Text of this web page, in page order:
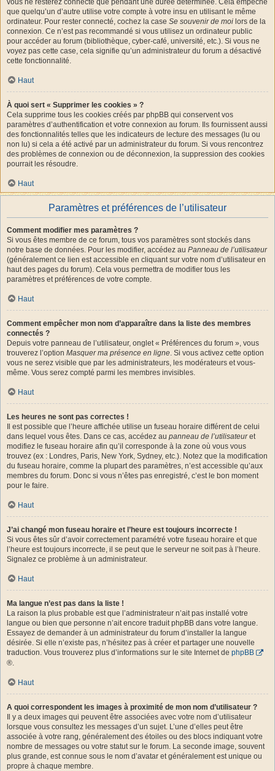
vous ne resterez connecté que pendant une durée déterminée. Cela empêche
que quelqu’un d’autre utilise votre compte à votre insu en utilisant le même
ordinateur. Pour rester connecté, cochez la case Se souvenir de moi lors de la
connexion. Ce n’est pas recommandé si vous utilisez un ordinateur public
pour accéder au forum (bibliothèque, cyber-café, université, etc.). Si vous ne
voyez pas cette case, cela signifie qu’un administrateur du forum a désactivé
cette fonctionnalité.
Haut
À quoi sert « Supprimer les cookies » ?
Cela supprime tous les cookies créés par phpBB qui conservent vos
paramètres d’authentification et votre connexion au forum. Ils fournissent aussi
des fonctionnalités telles que les indicateurs de lecture des messages (lu ou
non lu) si cela a été activé par un administrateur du forum. Si vous rencontrez
des problèmes de connexion ou de déconnexion, la suppression des cookies
pourrait les résoudre.
Haut
Paramètres et préférences de l’utilisateur
Comment modifier mes paramètres ?
Si vous êtes membre de ce forum, tous vos paramètres sont stockés dans
notre base de données. Pour les modifier, accédez au Panneau de l’utilisateur
(généralement ce lien est accessible en cliquant sur votre nom d’utilisateur en
haut des pages du forum). Cela vous permettra de modifier tous les
paramètres et préférences de votre compte.
Haut
Comment empêcher mon nom d’apparaître dans la liste des membres
connectés ?
Depuis votre panneau de l’utilisateur, onglet « Préférences du forum », vous
trouverez l’option Masquer ma présence en ligne. Si vous activez cette option
vous ne serez visible que par les administrateurs, les modérateurs et vous-
même. Vous serez compté parmi les membres invisibles.
Haut
Les heures ne sont pas correctes !
Il est possible que l’heure affichée utilise un fuseau horaire différent de celui
dans lequel vous êtes. Dans ce cas, accédez au panneau de l’utilisateuret
modifiez le fuseau horaire afin qu’il corresponde à la zone où vous vous
trouvez (ex : Londres, Paris, New York, Sydney, etc.). Notez que la modification
du fuseau horaire, comme la plupart des paramètres, n’est accessible qu’aux
membres du forum. Donc si vous n’êtes pas enregistré, c’est le bon moment
pour le faire.
Haut
J’ai changé mon fuseau horaire et l’heure est toujours incorrecte !
Si vous êtes sûr d’avoir correctement paramétré votre fuseau horaire et que
l’heure est toujours incorrecte, il se peut que le serveur ne soit pas à l’heure.
Signalez ce problème à un administrateur.
Haut
Ma langue n’est pas dans la liste !
La raison la plus probable est que l’administrateur n’ait pas installé votre
langue ou bien que personne n’ait encore traduit phpBB dans votre langue.
Essayez de demander à un administrateur du forum d’installer la langue
désirée. Si elle n’existe pas, n’hésitez pas à créer et partager une nouvelle
traduction. Vous trouverez plus d’informations sur le site Internet de phpBB
®.
Haut
A quoi correspondent les images à proximité de mon nom d’utilisateur ?
Il y a deux images qui peuvent être associées avec votre nom d’utilisateur
lorsque vous consultez les messages d’un sujet. L’une d’elles peut être
associée à votre rang, généralement des étoiles ou des blocs indiquant votre
nombre de messages ou votre statut sur le forum. La seconde image, souvent
plus grande, est connue sous le nom d’avatar et généralement est unique ou
propre à chaque membre.